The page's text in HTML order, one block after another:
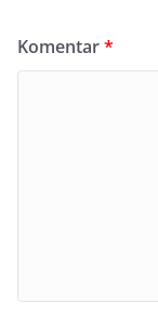
Komentar*